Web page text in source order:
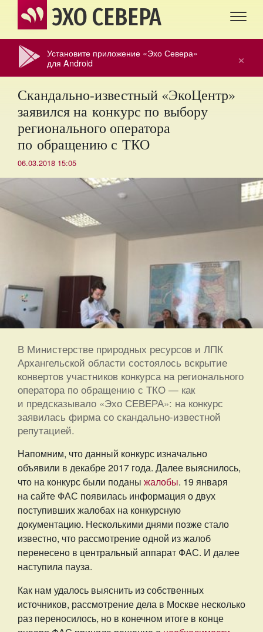
ЭХО СЕВЕРА
×
Установите приложение «Эхо Севера»
для Android
Скандально-известный «ЭкоЦентр»
заявился на конкурс по выбору
регионального оператора
по обращению с ТКО
06.03.2018 15:05
В Министерстве природных ресурсов и ЛПК
Архангельской области состоялось вскрытие
конвертов участников конкурса на регионального
оператора по обращению с ТКО — как
и предсказывало «Эхо СЕВЕРА»: на конкурс
заявилась фирма со скандально-известной
репутацией.
Напомним, что данный конкурс изначально
объявили в декабре 2017 года. Далее выяснилось,
что на конкурс были поданы жалобы. 19 января
на сайте ФАС появилась информация о двух
поступивших жалобах на конкурсную
документацию. Несколькими днями позже стало
известно, что рассмотрение одной из жалоб
перенесено в центральный аппарат ФАС. И далее
наступила пауза.
Как нам удалось выяснить из собственных
источников, рассмотрение дела в Москве несколько
раз переносилось, но в конечном итоге в конце